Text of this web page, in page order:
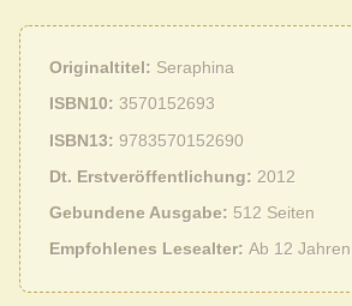
Originaltitel
Seraphina
ISBN10
3570152693
ISBN13 9783570152690
Dt. Erstveröffentlichung
2012
Gebundene Ausgabe
512 Seiten
Empfohlenes Lesealter Ab 12 Jahren